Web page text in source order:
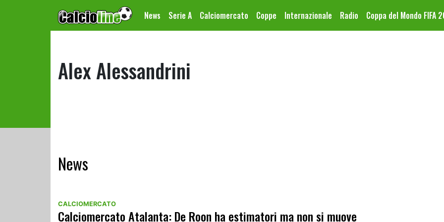
News Serie A Calciomercato Coppe Internazionale Radio Coppa del Mondo FIFA
Alex Alessandrini
News
CALCIOMERCATO
Calciomercato Atalanta: De Roon ha estimatori ma non si muove